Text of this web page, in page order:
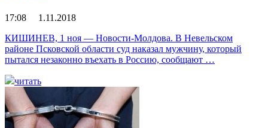
17:08 1.11.2018
КИШИНЕВ, 1 ноя — Новости-Молдова. В Невельском
районе Псковской области суд наказал мужчину, который
пытался незаконно въехать в Россию, сообщают …
читать